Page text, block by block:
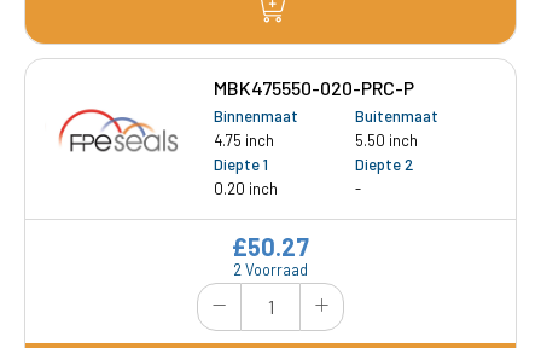
MBK475550-020-PRC-P
Binnenmaat
4.75 inch
Buitenmaat
5.50 inch
Diepte 1
0.20 inch
Diepte 2
-
2 Voorraad
£50.27